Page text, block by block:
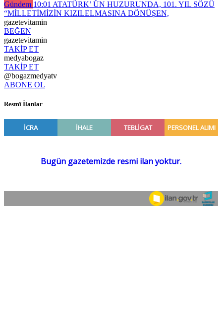
Gündem 10:01 ATATÜRK’ ÜN HUZURUNDA, 101. YIL SÖZÜ
“MİLLETİMİZİN KIZILELMASINA DÖNÜŞEN,
gazetevitamin
BEĞEN
gazetevitamin
TAKİP ET
medyabogaz
TAKİP ET
@bogazmedyatv
ABONE OL
Resmî İlanlar